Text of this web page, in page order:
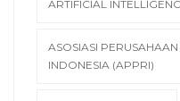
ARTIFICIAL
ASOSIASI
INDONESIA (APPRI)